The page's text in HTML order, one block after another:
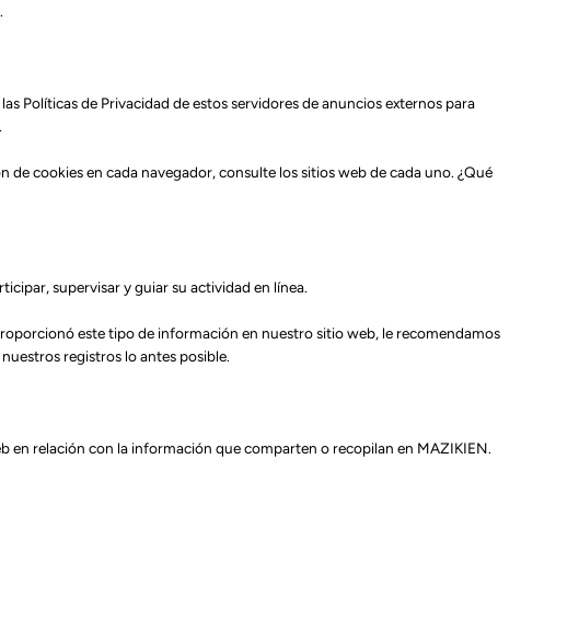
Políticas de Privacidad de estos servidores de anuncios externos para
cookies en cada navegador, consulte los sitios web de cada uno. ¿Qué
supervisar y guiar su actividad en línea.
este tipo de información en nuestro sitio web, le recomendamos
registros lo antes posible.
en relación con la información que comparten o recopilan en MAZIKIEN.